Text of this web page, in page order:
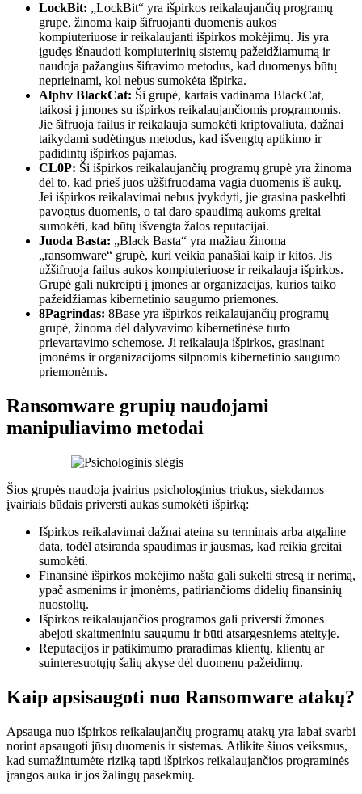
LockBit: „LockBit“ yra išpirkos reikalaujančių programų
grupė, žinoma kaip šifruojanti duomenis aukos
kompiuteriuose ir reikalaujanti išpirkos mokėjimų. Jis yra
įgudęs išnaudoti kompiuterinių sistemų pažeidžiamumą ir
naudoja pažangius šifravimo metodus, kad duomenys būtų
neprieinami, kol nebus sumokėta išpirka.
Alphv BlackCat: Ši grupė, kartais vadinama BlackCat,
taikosi į įmones su išpirkos reikalaujančiomis programomis.
Jie šifruoja failus ir reikalauja sumokėti kriptovaliuta, dažnai
taikydami sudėtingus metodus, kad išvengtų aptikimo ir
padidintų išpirkos pajamas.
CL0P: Ši išpirkos reikalaujančių programų grupė yra žinoma
dėl to, kad prieš juos užšifruodama vagia duomenis iš aukų.
Jei išpirkos reikalavimai nebus įvykdyti, jie grasina paskelbti
pavogtus duomenis, o tai daro spaudimą aukoms greitai
sumokėti, kad būtų išvengta žalos reputacijai.
Juoda Basta: „Black Basta“ yra mažiau žinoma
„ransomware“ grupė, kuri veikia panašiai kaip ir kitos. Jis
užšifruoja failus aukos kompiuteriuose ir reikalauja išpirkos.
Grupė gali nukreipti į įmones ar organizacijas, kurios taiko
pažeidžiamas kibernetinio saugumo priemones.
8Pagrindas: 8Base yra išpirkos reikalaujančių programų
grupė, žinoma dėl dalyvavimo kibernetinėse turto
prievartavimo schemose. Ji reikalauja išpirkos, grasinant
įmonėms ir organizacijoms silpnomis kibernetinio saugumo
priemonėmis.
Ransomware grupių naudojami
manipuliavimo metodai
Šios grupės naudoja įvairius psichologinius triukus, siekdamos
įvairiais būdais priversti aukas sumokėti išpirką:
Išpirkos reikalavimai dažnai ateina su terminais arba atgaline
data, todėl atsiranda spaudimas ir jausmas, kad reikia greitai
sumokėti.
Finansinė išpirkos mokėjimo našta gali sukelti stresą ir nerimą,
ypač asmenims ir įmonėms, patiriančioms didelių finansinių
nuostolių.
Išpirkos reikalaujančios programos gali priversti žmones
abejoti skaitmeniniu saugumu ir būti atsargesniems ateityje.
Reputacijos ir patikimumo praradimas klientų, klientų ar
suinteresuotųjų šalių akyse dėl duomenų pažeidimų.
Kaip apsisaugoti nuo Ransomware atakų?
Apsauga nuo išpirkos reikalaujančių programų atakų yra labai svarbi
norint apsaugoti jūsų duomenis ir sistemas. Atlikite šiuos veiksmus,
kad sumažintumėte riziką tapti išpirkos reikalaujančios programinės
įrangos auka ir jos žalingų pasekmių.